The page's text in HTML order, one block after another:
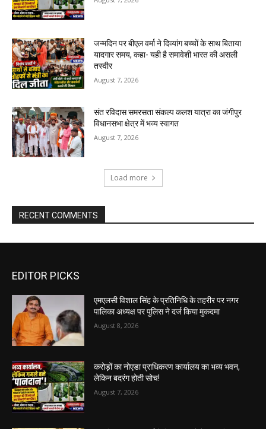
जन्मदिन पर बीएल वर्मा ने दिव्यांग बच्चों के साथ बिताया
यादगार समय, कहा- यही है समावेशी भारत की असली
तस्वीर
August 7, 2026
संत रविदास समरसता संकल्प कलश यात्रा का जंगीपुर
विधानसभा क्षेत्र में भव्य स्वागत
August 7, 2026
Load more
RECENT COMMENTS
EDITOR PICKS
एमएलसी विशाल सिंह के प्रतिनिधि के तहरीर पर नगर
पालिका अध्यक्ष पर पुलिस ने दर्ज किया मुकदमा
August 8, 2026
करोड़ों का नोएडा प्राधिकरण कार्यालय का भव्य भवन,
लेकिन बदरंग होती सोच!
August 7, 2026